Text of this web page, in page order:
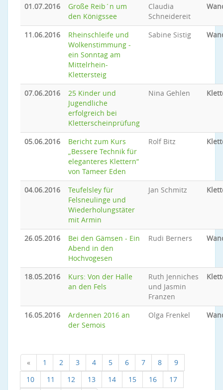
01.07.2016
Große Reib´n um
den Königssee
Claudia
Schneidereit
11.06.2016
Rheinschleife und
Wolkenstimmung -
ein Sonntag am
Mittelrhein-
Klettersteig
Sabine Sistig
07.06.2016
25 Kinder und
Jugendliche
erfolgreich bei
Kletterscheinprüfung
Nina Gehlen
05.06.2016
Bericht zum Kurs
„Bessere Technik für
eleganteres Klettern“
von Tameer Eden
Rolf Bitz
04.06.2016
Teufelsley für
Felsneulinge und
Wiederholungstäter
mit Armin
Jan Schmitz
26.05.2016
Bei den Gämsen - Ein
Abend in den
Hochvogesen
Rudi Berners
18.05.2016
Kurs: Von der Halle
an den Fels
Ruth Jenniches
und Jasmin
Franzen
16.05.2016
Ardennen 2016 an
der Semois
Olga Frenkel
« 1 2 3 4 5 6 7 8
9
10
11 12 13 14 15 16 17